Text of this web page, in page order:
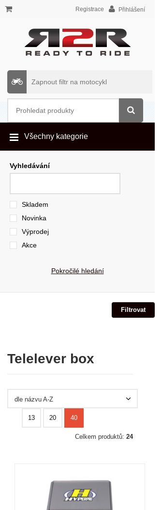
Přihlášení
Registrace
Zapnout filtr na motocykl
Všechny kategorie
Vyhledávání
Skladem
Novinka
Výprodej
Akce
Pokročilé hledání
Telelever box
dle názvu A-Z
13 20 40
Celkem produktů: 24